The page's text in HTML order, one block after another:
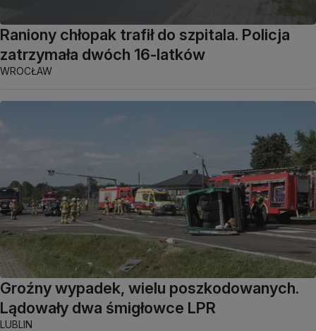
Raniony chłopak trafił do szpitala. Policja
zatrzymała dwóch 16-latków
WROCŁAW
Groźny wypadek, wielu poszkodowanych.
Lądowały dwa śmigłowce LPR
LUBLIN